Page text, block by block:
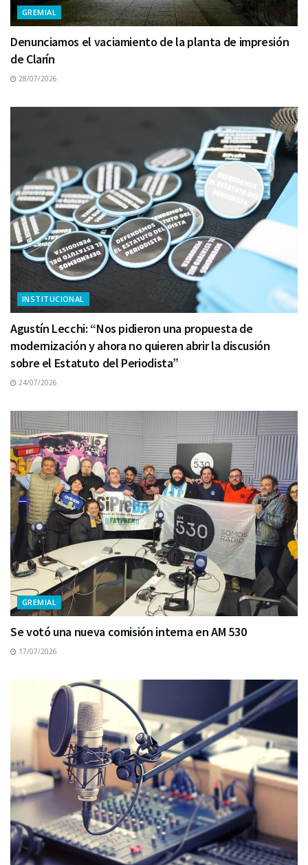
GREMIAL
Denunciamos el vaciamiento de la planta de impresión
de Clarín
28/07/2026
INSTITUCIONAL
Agustín Lecchi: “Nos pidieron una propuesta de
modernización y ahora no quieren abrir la discusión
sobre el Estatuto del Periodista”
24/07/2026
GREMIAL
Se votó una nueva comisión interna en AM 530
17/07/2026